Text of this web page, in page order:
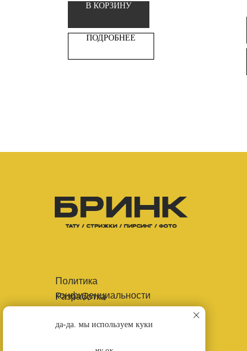
В КОРЗИНУ
ПОДРОБНЕЕ
Политика
конфиденциальности
Разработка
да-да. мы используем куки